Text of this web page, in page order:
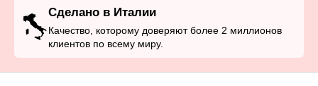
Сделано в Италии
Качество, которому доверяют более 2 миллионов
клиентов по всему миру.